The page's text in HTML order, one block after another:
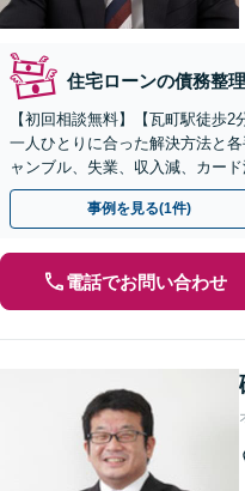
住宅ローンの債務整理
【初回相談無料】【瓦町駅徒歩2
一人ひとりに合った解決方法と
ャンブル、失業、収入減、カー
さい。【自己破産／任意整理／
事例を見る(1件)
電話でお問い合わせ